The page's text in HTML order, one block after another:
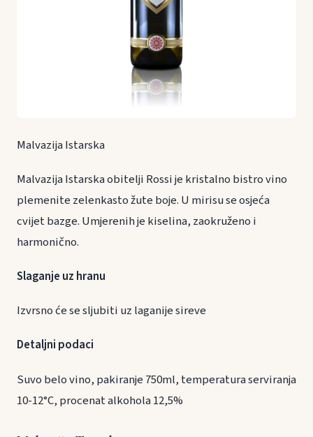
Malvazija Istarska
Malvazija Istarska obitelji Rossi je kristalno bistro vino
plemenite zelenkasto žute boje. U mirisu se osjeća
cvijet bazge. Umjerenih je kiselina, zaokruženo i
harmonično.
Slaganje uz hranu
Izvrsno će se sljubiti uz laganije sireve
Detaljni podaci
Suvo belo vino, pakiranje 750ml, temperatura serviranja
10-12°C, procenat alkohola 12,5%